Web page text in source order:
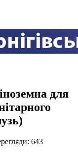
для
643